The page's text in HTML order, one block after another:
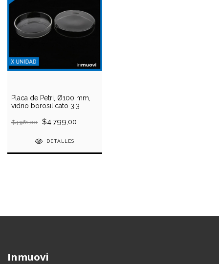
Placa de Petri, Ø100 mm,
vidrio borosilicato 3.3
$4.961,00 $4.799,00
DETALLES
Inmuovi